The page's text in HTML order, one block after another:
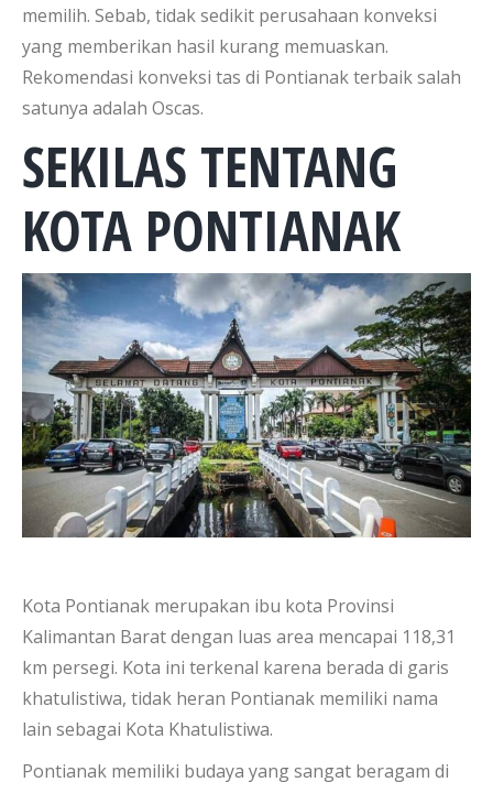
memilih. Sebab, tidak sedikit perusahaan konveksi
yang memberikan hasil kurang memuaskan.
Rekomendasi konveksi tas di Pontianak terbaik salah
satunya adalah Oscas.
SEKILAS TENTANG
KOTA PONTIANAK
Kota Pontianak merupakan ibu kota Provinsi
Kalimantan Barat dengan luas area mencapai 118,31
km persegi. Kota ini terkenal karena berada di garis
khatulistiwa, tidak heran Pontianak memiliki nama
lain sebagai Kota Khatulistiwa.
Pontianak memiliki budaya yang sangat beragam di